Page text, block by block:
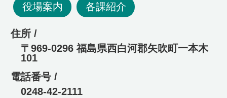
役場案内 各課紹介
住所 /
〒969-0296 福島県西白河郡矢吹町一本木
101
電話番号 /
0248-42-2111